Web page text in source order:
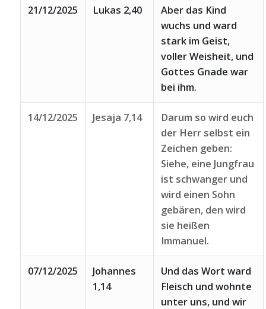
21/12/2025 Lukas 2,40
Aber das Kind
wuchs und ward
stark im Geist,
voller Weisheit, und
Gottes Gnade war
bei ihm.
14/12/2025 Jesaja 7,14
Darum so wird euch
der Herr selbst ein
Zeichen geben:
Siehe, eine Jungfrau
ist schwanger und
wird einen Sohn
gebären, den wird
sie heißen
Immanuel.
07/12/2025
Johannes
1,14
Und das Wort ward
Fleisch und wohnte
unter uns, und wir